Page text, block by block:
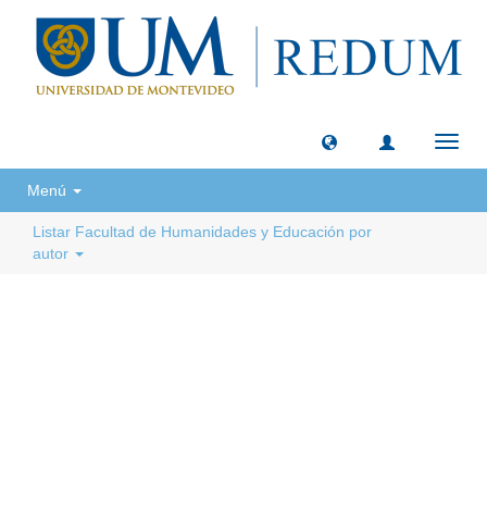
Menú
Listar Facultad de Humanidades y Educación por
autor